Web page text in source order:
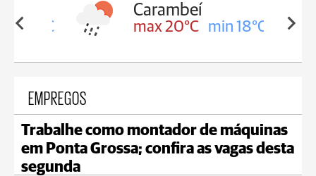
18°C
Carambeí
max 20°C min 18°C
EMPREGOS
Trabalhe como montador de máquinas
em Ponta Grossa; confira as vagas desta
segunda